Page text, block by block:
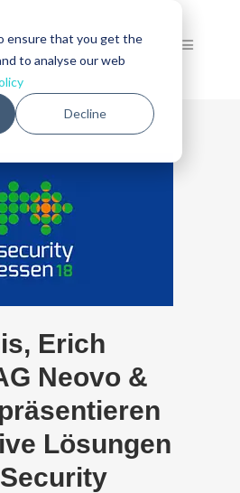
ensure that you get the
to analyse our web
Decline
Erich
Neovo &
Lösungen